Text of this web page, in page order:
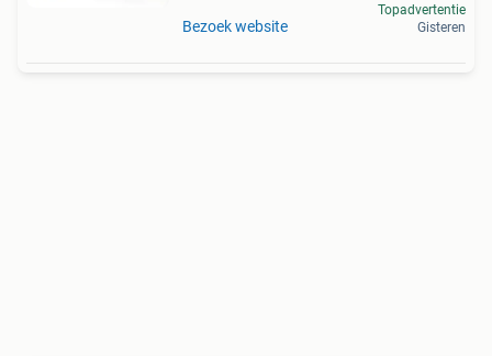
Bezoek website
Topadvertentie
Gisteren